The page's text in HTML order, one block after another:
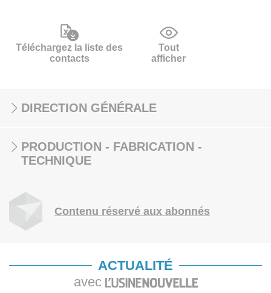
Téléchargez la liste des
contacts
Tout
afficher
DIRECTION GÉNÉRALE
PRODUCTION - FABRICATION -
TECHNIQUE
Contenu réservé aux abonnés
ACTUALITÉ
avec